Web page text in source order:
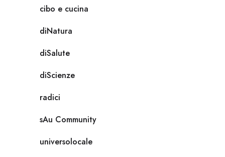
cibo e cucina
diNatura
diSalute
diScienze
radici
sAu Community
universolocale